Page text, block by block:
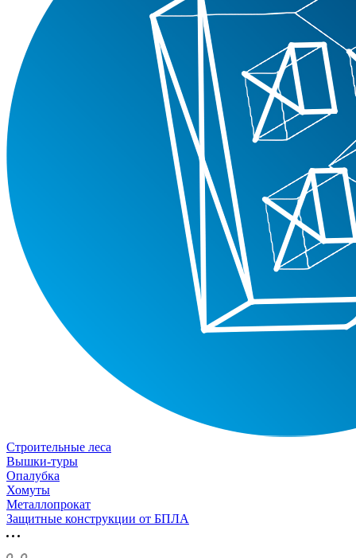
Строительные леса
Вышки-туры
Опалубка
Хомуты
Металлопрокат
Защитные конструкции от БПЛА